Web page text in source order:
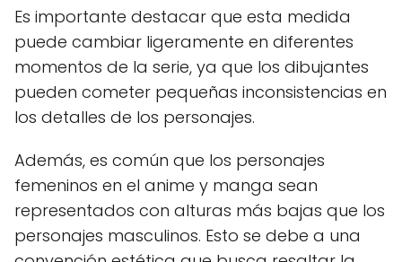
Es importante destacar que esta medida
puede cambiar ligeramente en diferentes
momentos de la serie, ya que los dibujantes
pueden cometer pequeñas inconsistencias en
los detalles de los personajes.
Además, es común que los personajes
femeninos en el anime y manga sean
representados con alturas más bajas que los
personajes masculinos. Esto se debe a una